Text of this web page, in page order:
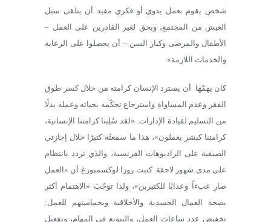
شخص يقوم بعمل يدوي أو فكري مفيد أن يتلقى سبل
العيش من المجتمع، ويحق لغير القادرين على العمل –
الأطفال والمرضى وكبار السن – أن يحصلوا على الرعاية
والخدمات اللازمة».
كان يهمّها أن يسترد الإنسان كرامته من خلال كسر طوق
الفقر وعدم المساواة واسترجاع تحكّمه بحياته وعمله بدلًا
من التسليم لقيادة الإدارات. «لقد سُلِبنا كرامتنا الإنسانية،
كرامتنا كبشر يعملون»، هذا ما سمعتُه كثيرًا خلال إجازتي
الصيفية على الراديوهات الفرنسية، والذي تردد بانتظام
على مدى شهور لاحقة. كتبت روزا لوكسمبورغ أن «العمل
صار عبءاً وعذابًا للكثيرين»، ولذا توجّبَ «الاهتمام أكثر
بصحة العمال الجسدية والأخلاقية وبحماستهم للعمل:
تخفيض عدد ساعات العمل، والتنويع في المهام، وتفعيل